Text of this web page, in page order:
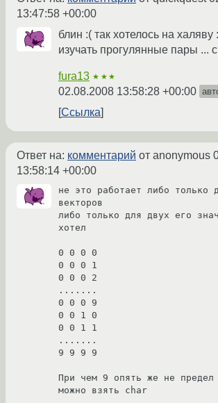
13:47:58 +00:00
блин :( так хотелось на
изучать прогулянные пары ...
fura13 ★★★
02.08.2008 13:58:28 +00:00
Ссылка
Ответ на: комментарий от anonymous
13:58:14 +00:00
не это работает либо только
векторов
либо только для двух его
хотел
0 0 0 0
0 0 0 1
0 0 0 2
.......
0 0 0 9
0 0 1 0
0 0 1 1
.......
9 9 9 9
При чем 9 опять же не
можно взять char